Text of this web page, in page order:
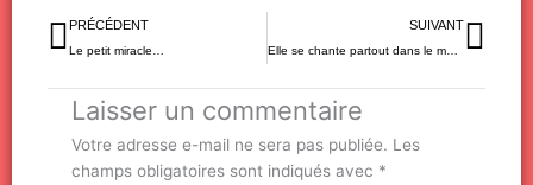
Précédent
PRÉCÉDENT
Le petit miracle…
SUIVANT
Elle se chante partout dans le monde…
Laisser un commentaire
Votre adresse e-mail ne sera pas publiée. Les
champs obligatoires sont indiqués avec *